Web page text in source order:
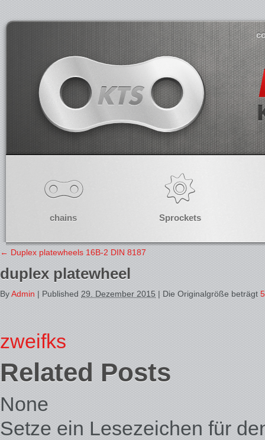
chains Sprockets
← Duplex platewheels 16B-2 DIN 8187
duplex platewheel
ByAdmin | Published 29. Dezember 2015 | Die Originalgröße beträgt
zweifks
Related Posts
None
Setze ein Lesezeichen für